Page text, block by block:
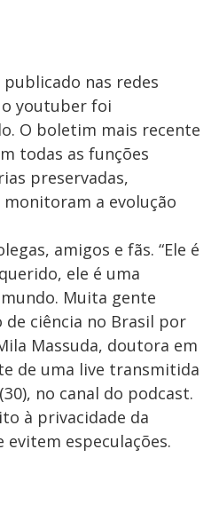
nas redes
youtuber foi
O boletim mais recente
todas as funções
preservadas,
a evolução
amigos e fãs. “Ele é
ele é uma
Muita gente
ciência no Brasil por
Massuda, doutora em
de uma live transmitida
no canal do podcast.
à privacidade da
especulações.